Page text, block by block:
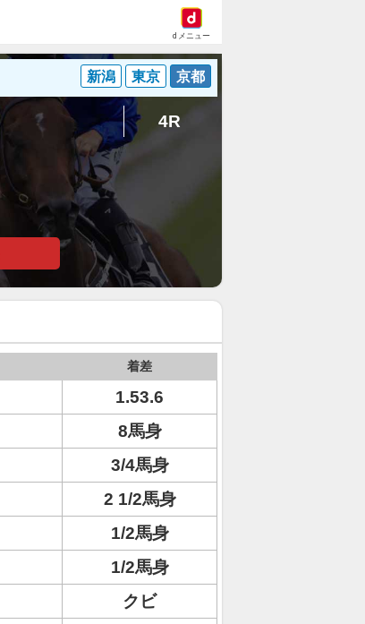
dメニュー
新潟 東京 京都
4R
着差
1.53.6
8馬身
3/4馬身
2 1/2馬身
1/2馬身
1/2馬身
クビ